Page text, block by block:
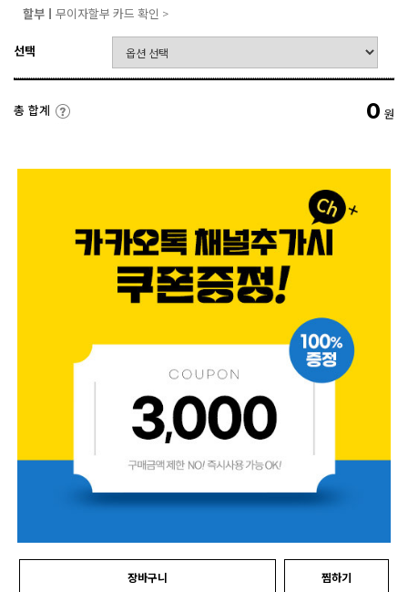
할부ㅣ 무이자할부 카드 확인 >
선택
총 합계 0 원
장바구니 찜하기